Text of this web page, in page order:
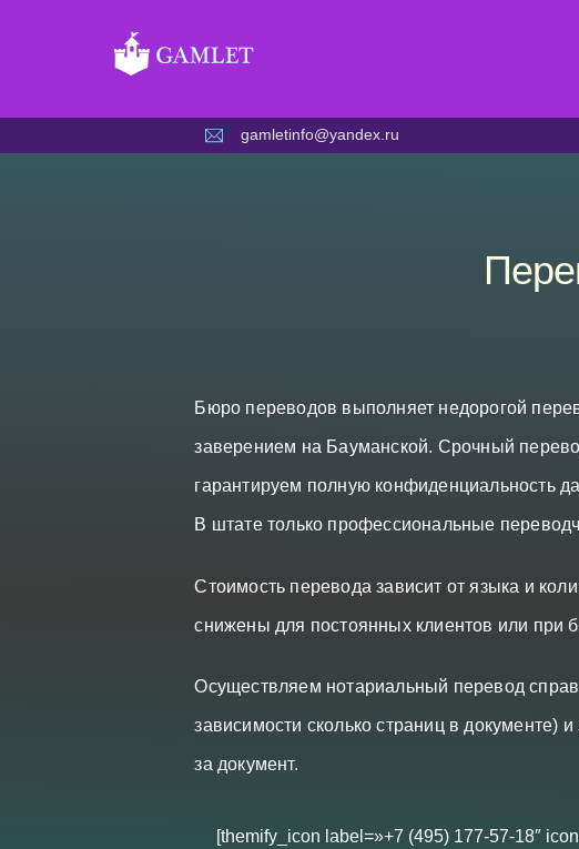
gamletinfo@yandex.ru
Бюро переводов выполняет недорогой
заверением на Бауманской. Срочный
гарантируем полную конфиденциальность
В штате только профессиональные
Стоимость перевода зависит от языка и
снижены для постоянных клиентов или при
Осуществляем нотариальный перевод
зависимости сколько страниц в документе)
за документ.
[themify_icon label=»+7 (495) 177-57-18″